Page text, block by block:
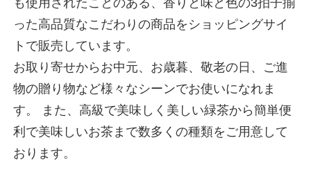
った高品質なこだわりの商品をショッピングサイ
トで販売しています。
お取り寄せからお中元、お歳暮、敬老の日、ご進
物の贈り物など様々なシーンでお使いになれま
す。 また、高級で美味しく美しい緑茶から簡単便
利で美味しいお茶まで数多くの種類をご用意して
おります。